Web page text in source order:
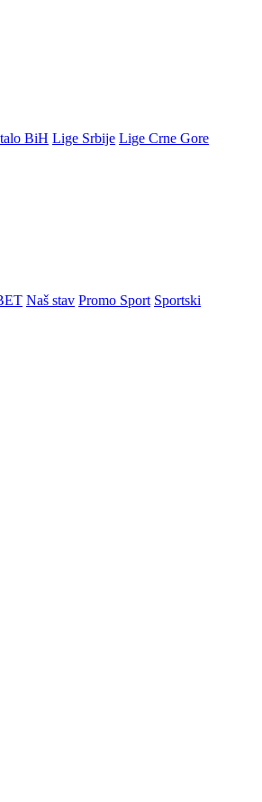
BiH Lige Srbije Lige Crne Gore
Naš stav Promo Sport Sportski